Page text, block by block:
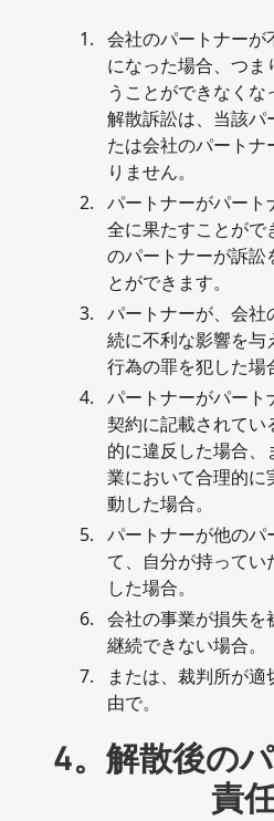
会社のパートナーが
になった場合、つ
うことができなく
解散訴訟は、当該パ
たは会社のパート
りません。
パートナーがパート
全に果たすことがで
のパートナーが訴訟
とができます。
パートナーが、会社
続に不利な影響を与
行為の罪を犯した場
パートナーがパート
契約に記載されてい
的に違反した場合
業において合理的に
動した場合。
パートナーが他のパ
て、自分が持って
した場合。
会社の事業が損失を
継続できない場合。
または、裁判所が
由で。
4。解散後の
責